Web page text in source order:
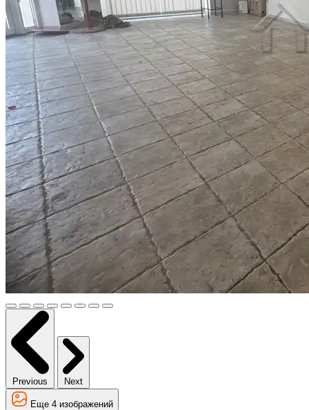
Previous Next
Еще 4 изображений